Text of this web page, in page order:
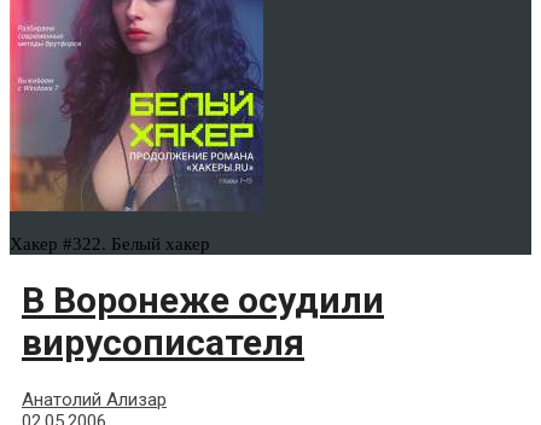
Хакер #322. Белый хакер
В Воронеже осудили
вирусописателя
Анатолий Ализар